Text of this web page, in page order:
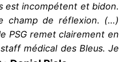
est incompétent et bidon.
champ de réflexion. (…)
PSG remet clairement en
médical des Bleus. Je